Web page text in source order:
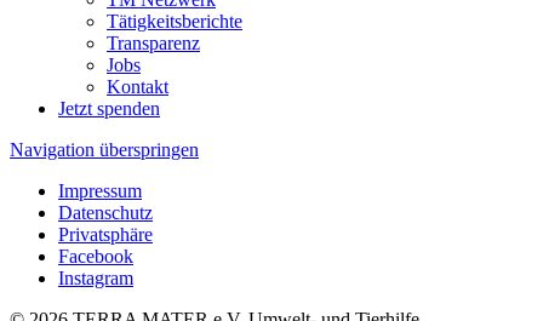
Tätigkeitsberichte
Transparenz
Jobs
Kontakt
Jetzt spenden
Navigation überspringen
Impressum
Datenschutz
Privatsphäre
Facebook
Instagram